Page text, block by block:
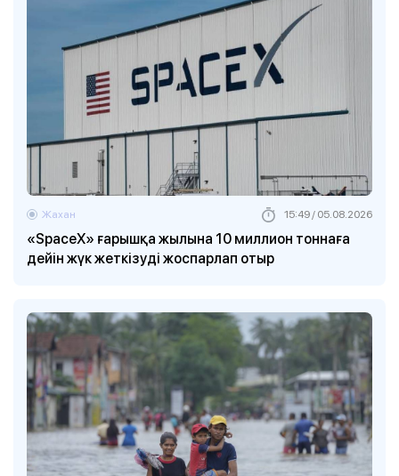
«SpaceX» ғарышқа жылына 10 миллион тоннаға
дейін жүк жеткізуді жоспарлап отыр
Жахан 15:49 / 05.08.2026